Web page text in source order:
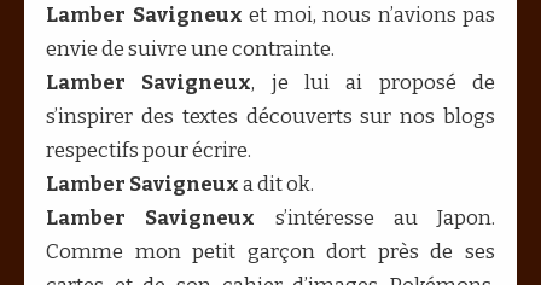
Lamber Savigneux et moi, nous n’avions pas
envie de suivre une contrainte.
Lamber Savigneux, je lui ai proposé de
s’inspirer des textes découverts sur nos blogs
respectifs pour écrire.
Lamber Savigneux a dit ok.
Lamber Savigneux s’intéresse au Japon.
Comme mon petit garçon dort près de ses